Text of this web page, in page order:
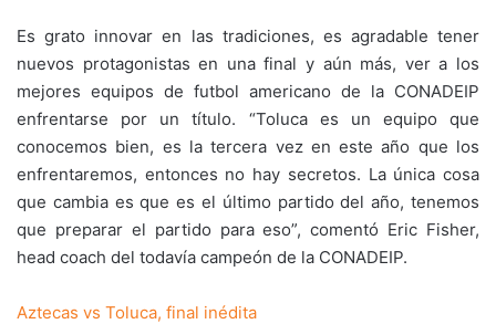
Es grato innovar en las tradiciones, es agradable tener
nuevos protagonistas en una final y aún más, ver a los
mejores equipos de futbol americano de la CONADEIP
enfrentarse por un título. “Toluca es un equipo que
conocemos bien, es la tercera vez en este año que los
enfrentaremos, entonces no hay secretos. La única cosa
que cambia es que es el último partido del año, tenemos
que preparar el partido para eso”, comentó Eric Fisher,
head coach del todavía campeón de la CONADEIP.
Aztecas vs Toluca, final inédita